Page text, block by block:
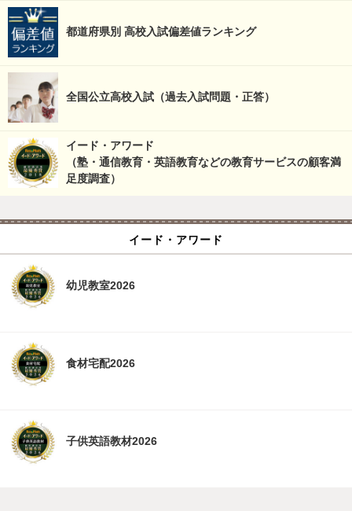
都道府県別 高校入試偏差値ランキング
全国公立高校入試（過去入試問題・正答）
イード・アワード
（塾・通信教育・英語教育などの教育サービスの顧客満
足度調査）
イード・アワード
幼児教室2026
食材宅配2026
子供英語教材2026